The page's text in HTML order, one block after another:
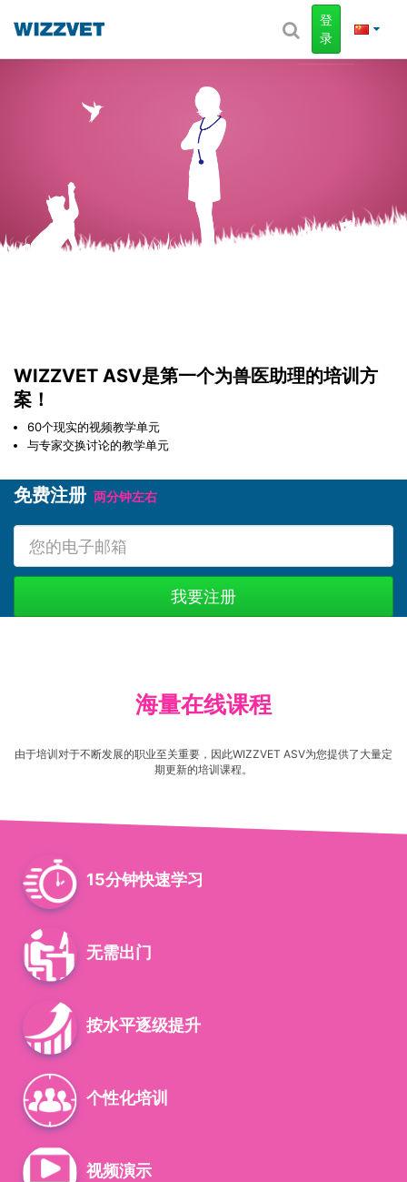
登
录
WIZZVET ASV是第一个为兽医助理的培训方
案！
60个现实的视频教学单元
与专家交换讨论的教学单元
免费注册 两分钟左右
海量在线课程
由于培训对于不断发展的职业至关重要，因此WIZZVET ASV为您提供了大量定
期更新的培训课程。
15分钟快速学习
无需出门
按水平逐级提升
个性化培训
视频演示